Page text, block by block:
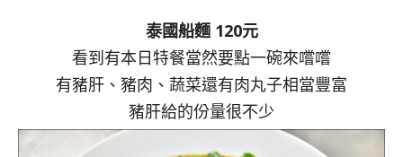
泰國船麵 120元
看到有本日特餐當然要點一碗來嚐嚐
有豬肝、豬肉、蔬菜還有肉丸子相當豐富
豬肝給的份量很不少